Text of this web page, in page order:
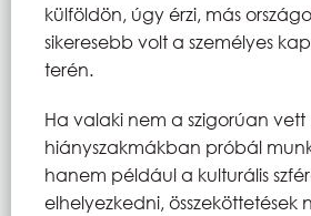
külföldön, úgy érzi, más
sikeresebb volt a személyes
terén.
Ha valaki nem a szigorúan vett
hiányszakmákban próbál
hanem például a kulturális
elhelyezkedni, összeköttetések